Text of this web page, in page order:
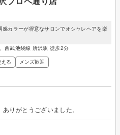
感カラーが得意なサロンでオシャレヘアを楽
西武池袋線 所沢駅 徒歩2分
る メンズ歓迎
りがとうございました。